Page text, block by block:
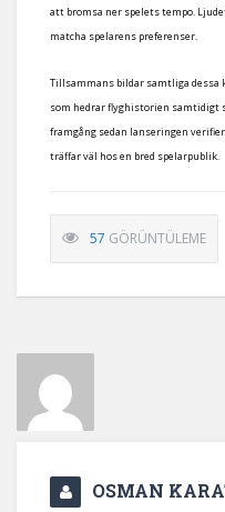
att bromsa ner spelets tempo.
matcha spelarens preferenser.
Tillsammans bildar samtliga dessa
som hedrar flyghistorien samtidigt
framgång sedan lanseringen
träffar väl hos en bred spelarpublik.
57 GÖRÜNTÜLEME
OSMAN